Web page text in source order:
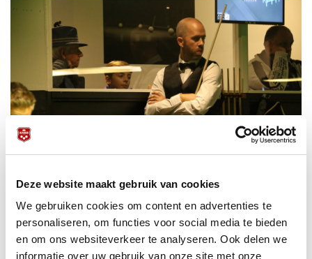
Deze website maakt gebruik van cookies
We gebruiken cookies om content en advertenties te
personaliseren, om functies voor social media te bieden
en om ons websiteverkeer te analyseren. Ook delen we
informatie over uw gebruik van onze site met onze
Van Rijsbergen, die zich op mentaliteit en naar eigen zeggen
ook meeval door de zaterdag had geknokt, keek in zijn
halve eindstrijd op enig moment tegen een 0-3 achterstand